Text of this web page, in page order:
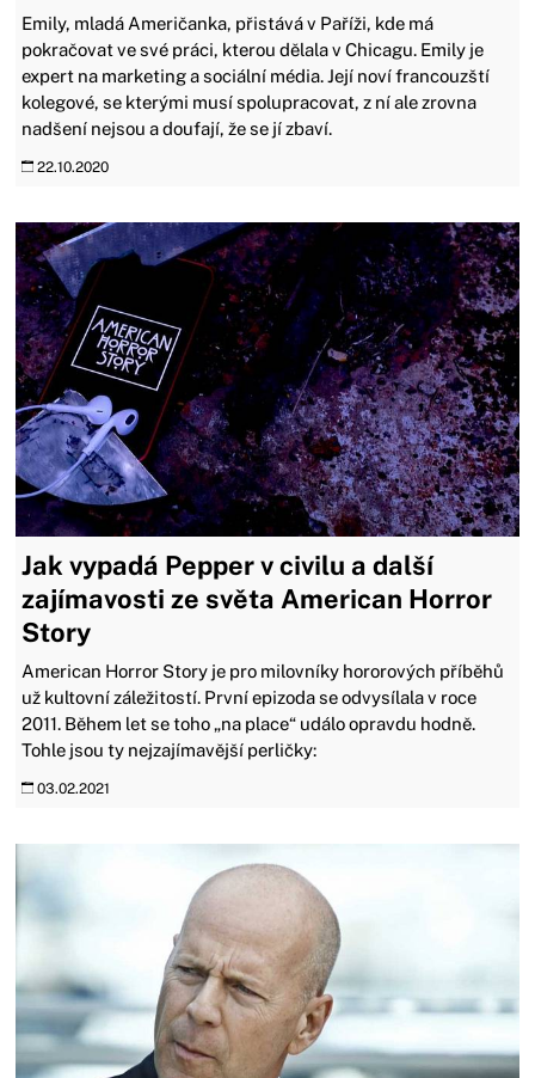
Emily, mladá Američanka, přistává v Paříži, kde má
pokračovat ve své práci, kterou dělala v Chicagu. Emily je
expert na marketing a sociální média. Její noví francouzští
kolegové, se kterými musí spolupracovat, z ní ale zrovna
nadšení nejsou a doufají, že se jí zbaví.
22.10.2020
Jak vypadá Pepper v civilu a další
zajímavosti ze světa American Horror
Story
American Horror Story je pro milovníky hororových příběhů
už kultovní záležitostí. První epizoda se odvysílala v roce
2011. Během let se toho „na place“ událo opravdu hodně.
Tohle jsou ty nejzajímavější perličky:
03.02.2021